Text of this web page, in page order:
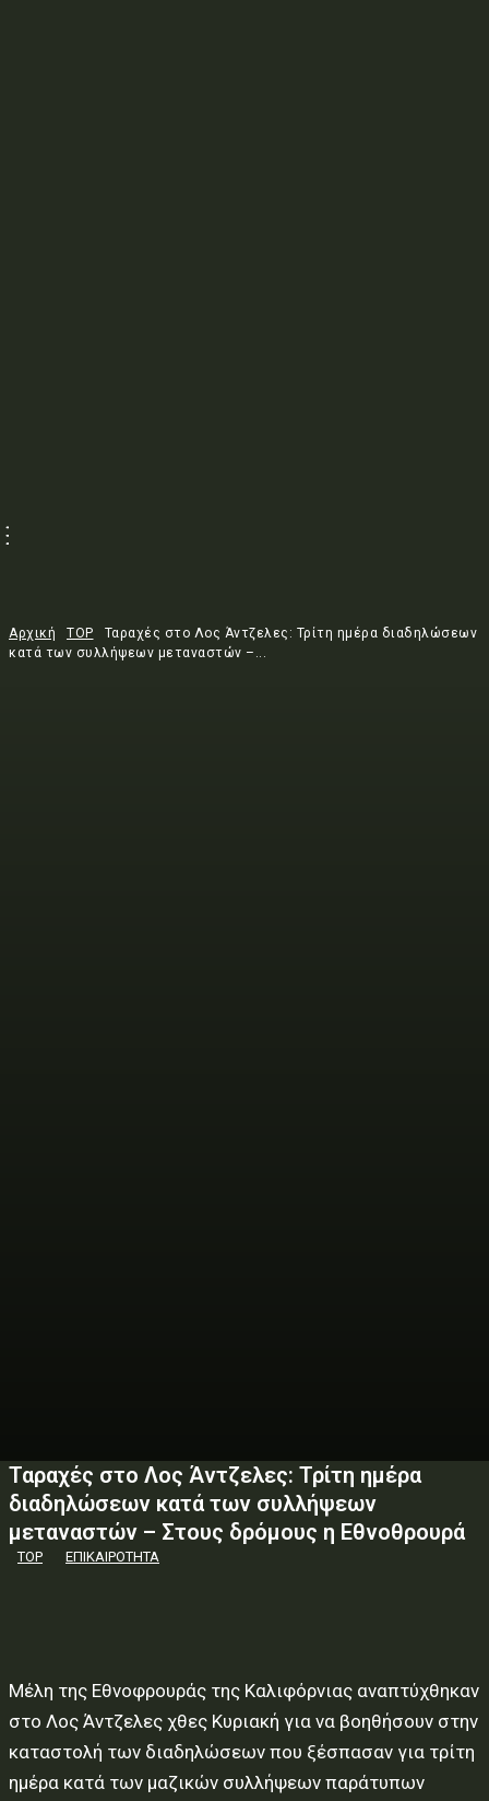
Αρχική TOP
Ταραχές στο Λος Άντζελες: Τρίτη ημέρα διαδηλώσεων
κατά των συλλήψεων μεταναστών –...
Ταραχές στο Λος Άντζελες: Τρίτη ημέρα
διαδηλώσεων κατά των συλλήψεων
μεταναστών – Στους δρόμους η Εθνοθρουρά
TOP ΕΠΙΚΑΙΡΟΤΗΤΑ
Μέλη της Εθνοφρουράς της Καλιφόρνιας αναπτύχθηκαν
στο Λος Άντζελες χθες Κυριακή για να βοηθήσουν στην
καταστολή των διαδηλώσεων που ξέσπασαν για τρίτη
ημέρα κατά των μαζικών συλλήψεων παράτυπων